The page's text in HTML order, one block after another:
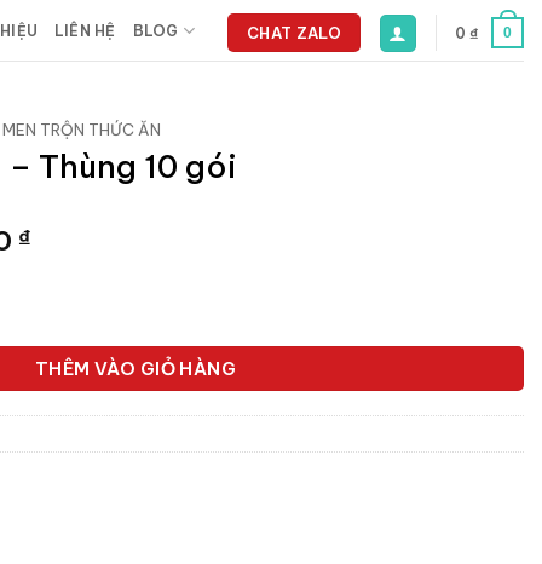
LIÊN HỆ BLOG CHAT ZALO 0 ₫ 0
MEN TRỘN THỨC ĂN
– Thùng 10 gói
₫Giá
579.600 ₫.
THÊM VÀO GIỎ HÀNG